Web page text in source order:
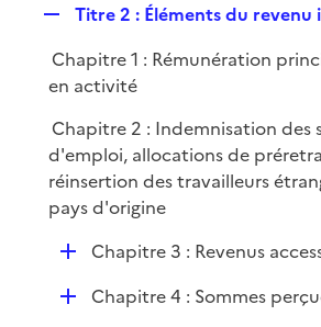
e
r
l
i
e
r
p
l
i
r
Titre 2 : Éléments du revenu
Chapitre 1 : Rémunération
en activité
Chapitre 2 : Indemnisation des
d'emploi, allocations de
réinsertion des travailleurs
pays d'origine
DChapitre 3 : Revenus
DChapitre 4 : Sommes